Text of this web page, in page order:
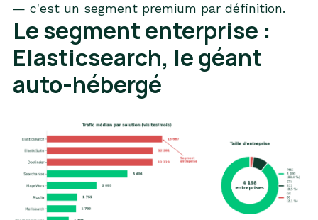
— c'est un segment premium par définition.
Le segment enterprise :
Elasticsearch, le géant
auto-hébergé